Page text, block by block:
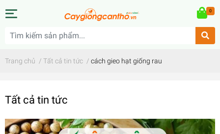
0
Trang chủ / Tất cả tin tức / cách gieo hạt giống rau
Tất cả tin tức